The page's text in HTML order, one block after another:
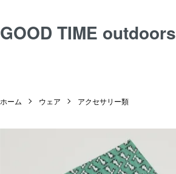
GOOD TIME outdoors
ホーム ウェア アクセサリー類